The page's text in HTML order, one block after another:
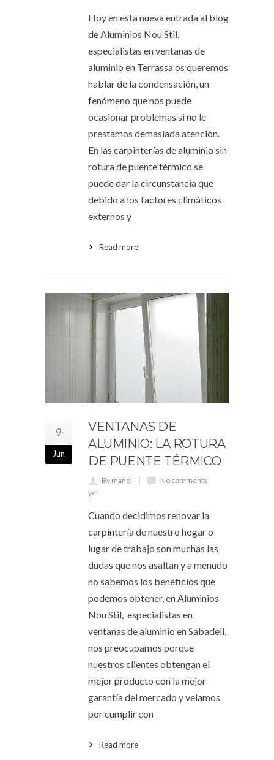
Hoy en esta nueva entrada al blog
de Aluminios Nou Stil,
especialistas en ventanas de
aluminio en Terrassa os queremos
hablar de la condensación, un
fenómeno que nos puede
ocasionar problemas si no le
prestamos demasiada atención.
En las carpinterías de aluminio sin
rotura de puente térmico se
puede dar la circunstancia que
debido a los factores climáticos
externos y
Read more
9
Jun
VENTANAS DE
ALUMINIO: LA ROTURA
DE PUENTE TÉRMICO
By manel
No comments
yet
Cuando decidimos renovar la
carpintería de nuestro hogar o
lugar de trabajo son muchas las
dudas que nos asaltan y a menudo
no sabemos los beneficios que
podemos obtener, en Aluminios
Nou Stil, especialistas en
ventanas de aluminio en Sabadell,
nos preocupamos porque
nuestros clientes obtengan el
mejor producto con la mejor
garantía del mercado y velamos
por cumplir con
Read more